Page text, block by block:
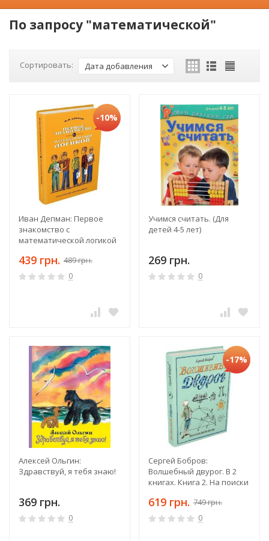
По запросу "математической"
Сортировать: Дата добавления
-10%
Иван Депман: Первое
знакомство с
математической логикой
439 грн. 489 грн.
0
Учимся считать. (Для
детей 4-5 лет)
269 грн.
0
Алексей Ольгин:
Здравствуй, я тебя знаю!
369 грн.
0
-17%
Сергей Бобров:
Волшебный двурог. В 2
книгах. Книга 2. На поиски
619 грн. 749 грн.
0